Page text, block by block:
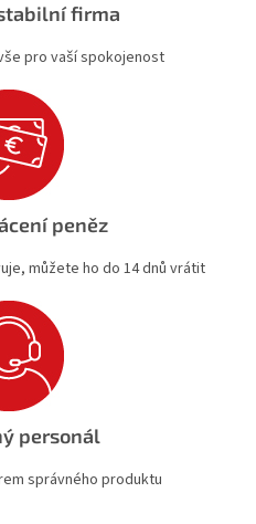
firma
pro vaší spokojenost
peněz
můžete ho do 14 dnů vrátit
personál
správného produktu